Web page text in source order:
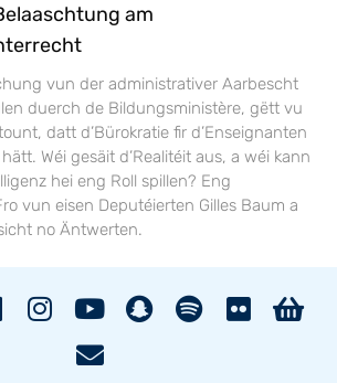
am
vun der administrativer Aarbescht
duerch de Bildungsministère, gëtt vu
datt d’Bürokratie fir d’Enseignanten
Wéi gesäit d’Realitéit aus, a wéi kann
hei eng Roll spillen? Eng
vun eisen Deputéierten Gilles Baum a
no Äntwerten.